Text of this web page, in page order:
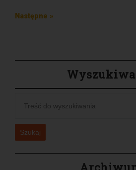
Następny
Następne »
Szukaj